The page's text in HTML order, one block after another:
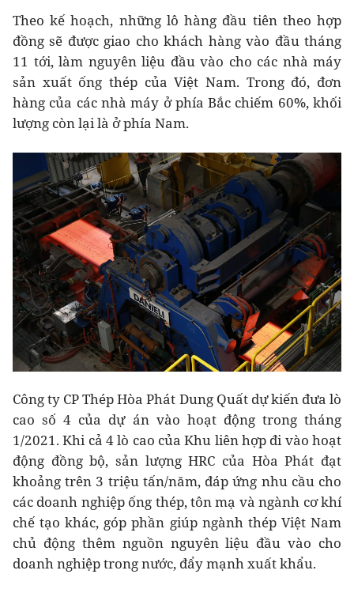
Theo kế hoạch, những lô hàng đầu tiên theo hợp
đồng sẽ được giao cho khách hàng vào đầu tháng
11 tới, làm nguyên liệu đầu vào cho các nhà máy
sản xuất ống thép của Việt Nam. Trong đó, đơn
hàng của các nhà máy ở phía Bắc chiếm 60%, khối
lượng còn lại là ở phía Nam.
Công ty CP Thép Hòa Phát Dung Quất dự kiến đưa lò
cao số 4 của dự án vào hoạt động trong tháng
1/2021. Khi cả 4 lò cao của Khu liên hợp đi vào hoạt
động đồng bộ, sản lượng HRC của Hòa Phát đạt
khoảng trên 3 triệu tấn/năm, đáp ứng nhu cầu cho
các doanh nghiệp ống thép, tôn mạ và ngành cơ khí
chế tạo khác, góp phần giúp ngành thép Việt Nam
chủ động thêm nguồn nguyên liệu đầu vào cho
doanh nghiệp trong nước, đẩy mạnh xuất khẩu.